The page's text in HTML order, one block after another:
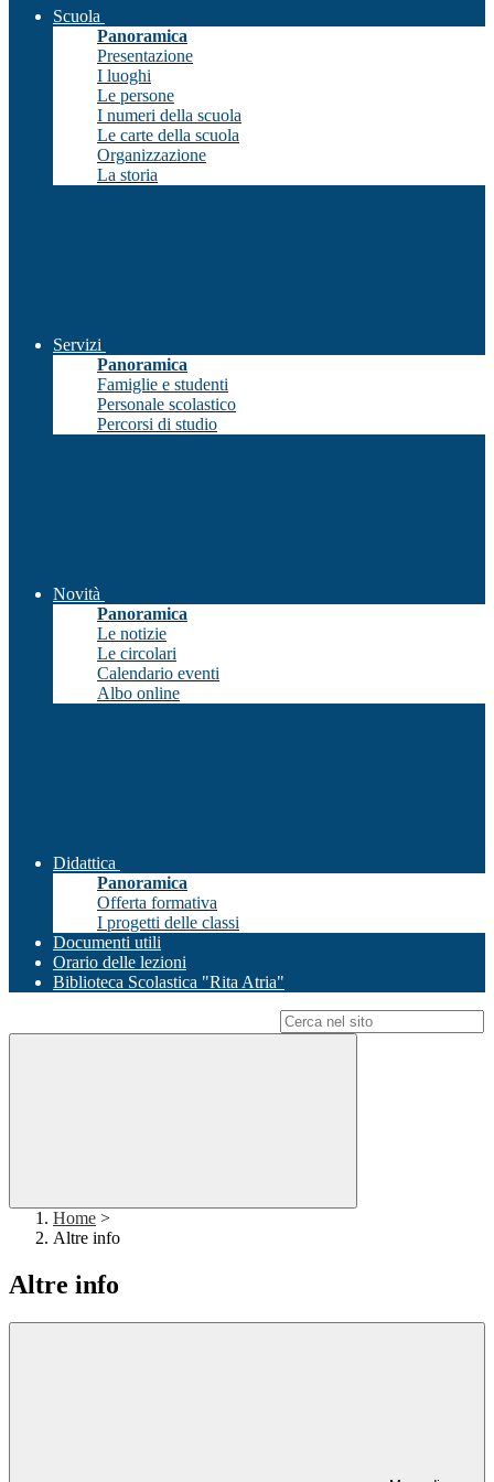
Scuola
Panoramica
Presentazione
I luoghi
Le persone
I numeri della scuola
Le carte della scuola
Organizzazione
La storia
Servizi
Panoramica
Famiglie e studenti
Personale scolastico
Percorsi di studio
Novità
Panoramica
Le notizie
Le circolari
Calendario eventi
Albo online
Didattica
Panoramica
Offerta formativa
I progetti delle classi
Documenti utili
Orario delle lezioni
Biblioteca Scolastica "Rita Atria"
Home >
Altre info
Altre info